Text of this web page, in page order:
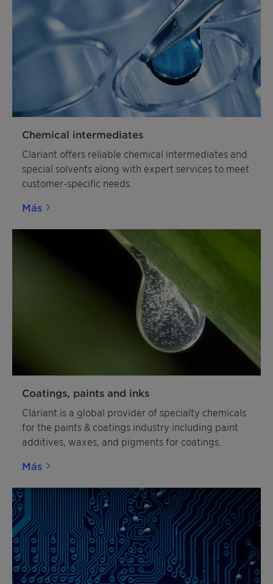
Chemical intermediates
Clariant offers reliable chemical intermediates and
special solvents along with expert services to meet
customer-specific needs.
Más
Coatings, paints and inks
Clariant is a global provider of specialty chemicals
for the paints & coatings industry including paint
additives, waxes, and pigments for coatings.
Más